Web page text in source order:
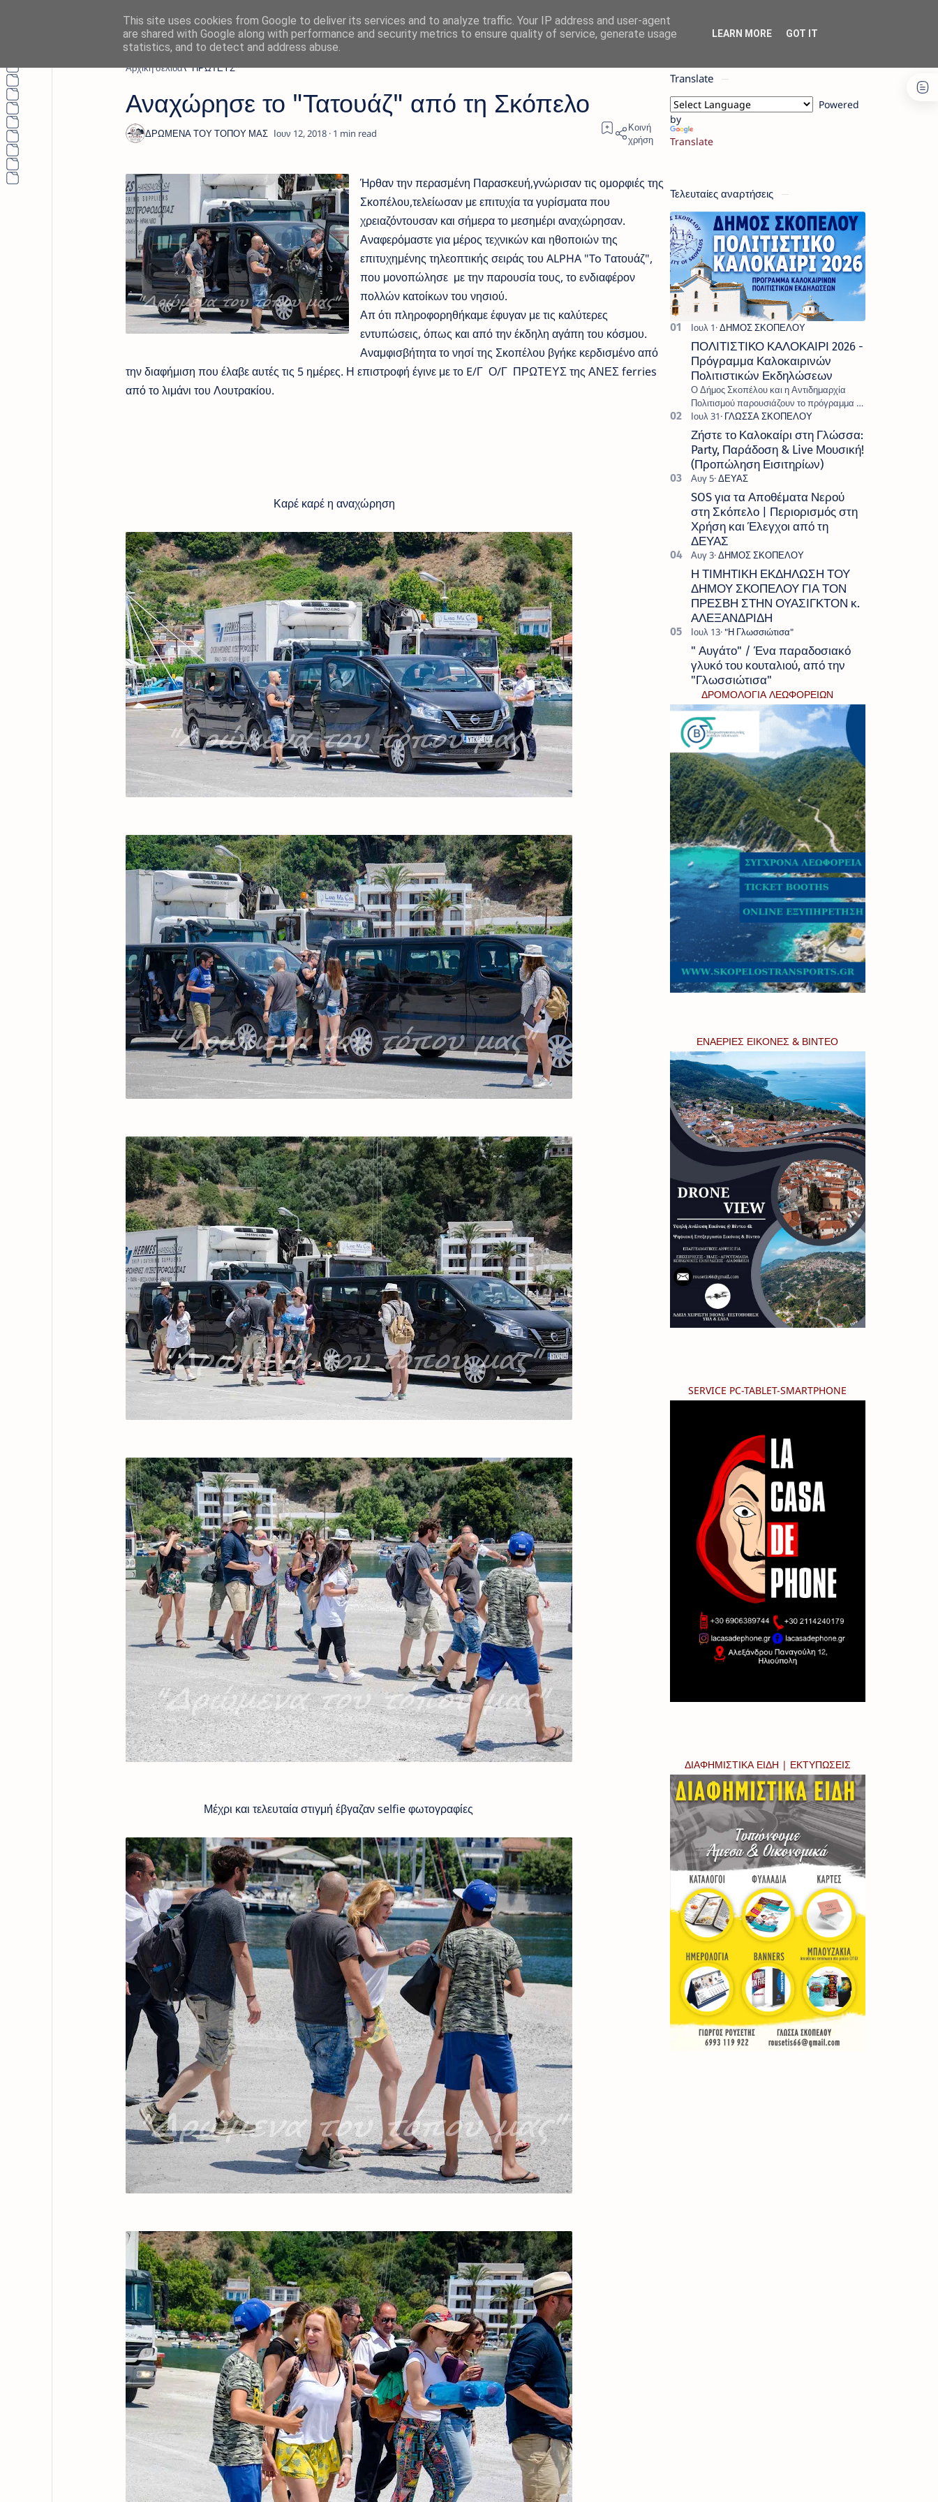
Αρχική σελίδα " ΠΡΩΤΕΥΣ"
Αναχώρησε το "Τατουάζ" από τη Σκόπελο
1
Ήρθαν την περασμένη Παρασκευή,γνώρισαν τις ομορφιές της
Σκοπέλου,τελείωσαν με επιτυχία τα γυρίσματα που
χρειαζόντουσαν και σήμερα το μεσημέρι αναχώρησαν.
Αναφερόμαστε για μέρος τεχνικών και ηθοποιών της
επιτυχημένης τηλεοπτικής σειράς του ALPHA "To Tατουάζ",
που μονοπώλησε με την παρουσία τους, το ενδιαφέρον
πολλών κατοίκων του νησιού.
Απ ότι πληροφορηθήκαμε έφυγαν με τις καλύτερες
εντυπώσεις, όπως και από την έκδηλη αγάπη του κόσμου.
Αναμφισβήτητα το νησί της Σκοπέλου βγήκε κερδισμένο από
την διαφήμιση που έλαβε αυτές τις 5 ημέρες. Η επιστροφή έγινε με το E/Γ Ο/Γ ΠΡΩΤΕΥΣ της ΑΝΕΣ ferries
από το λιμάνι του Λουτρακίου.
Καρέ καρέ η αναχώρηση
Μέχρι και τελευταία στιγμή έβγαζαν selfie φωτογραφίες
Translate
Powered
by
Translate
Τελευταίες αναρτήσεις
ΠΟΛΙΤΙΣΤΙΚΟ ΚΑΛΟΚΑΙΡΙ 2026 -
Πρόγραμμα Καλοκαιρινών
Πολιτιστικών Εκδηλώσεων
Ο Δήμος Σκοπέλου και η Αντιδημαρχία
Πολιτισμού παρουσιάζουν το πρόγραμμα «
Πολιτιστικό Καλοκαίρι 2026 », ένα πλούσιο
και πολυσυλλεκτικό πρόγραμμα εκδ…
Ζήστε το Καλοκαίρι στη Γλώσσα:
Party, Παράδοση & Live Μουσική!
(Προπώληση Εισιτηρίων)
SOS για τα Αποθέματα Νερού
στη Σκόπελο | Περιορισμός στη
Χρήση και Έλεγχοι από τη
ΔΕΥΑΣ
Η ΤΙΜΗΤΙΚΗ ΕΚΔΗΛΩΣΗ ΤΟΥ
ΔΗΜΟΥ ΣΚΟΠΕΛΟΥ ΓΙΑ ΤΟΝ
ΠΡΕΣΒΗ ΣΤΗΝ ΟΥΑΣΙΓΚΤΟΝ κ.
ΑΛΕΞΑΝΔΡΙΔΗ
" Αυγάτο" / Ένα παραδοσιακό
γλυκό του κουταλιού, από την
"Γλωσσιώτισα"
ΔΡΟΜΟΛΟΓΙΑ ΛΕΩΦΟΡΕΙΩΝ
ΕΝΑΕΡΙΕΣ ΕΙΚΟΝΕΣ & ΒΙΝΤΕΟ
SERVICE PC-TABLET-SMARTPHONE
ΔΙΑΦΗΜΙΣΤΙΚΑ ΕΙΔΗ | ΕΚΤΥΠΩΣΕΙΣ
This site uses cookies from Google to deliver its services and to analyze traffic. Your IP address and user-agent
are shared with Google along with performance and security metrics to ensure quality of service, generate usage
statistics, and to detect and address abuse.
LEARN MORE GOT IT